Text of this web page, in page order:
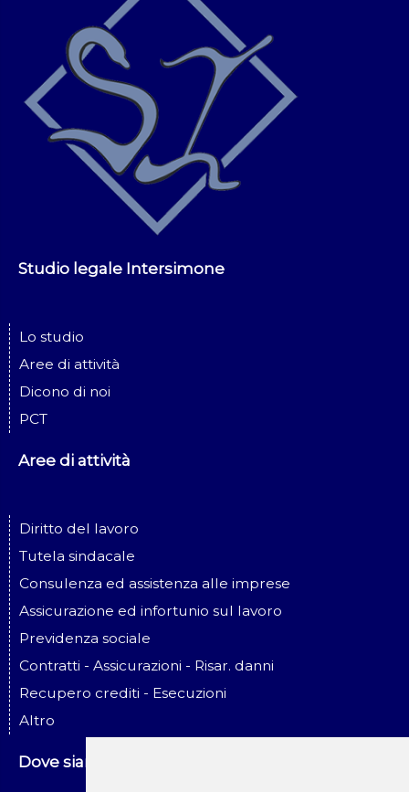
Studio legale Intersimone
Lo studio
Aree di attività
Dicono di noi
PCT
Aree di attività
Diritto del lavoro
Tutela sindacale
Consulenza ed assistenza alle imprese
Assicurazione ed infortunio sul lavoro
Previdenza sociale
Contratti - Assicurazioni - Risar. danni
Recupero crediti - Esecuzioni
Altro
Dove siamo